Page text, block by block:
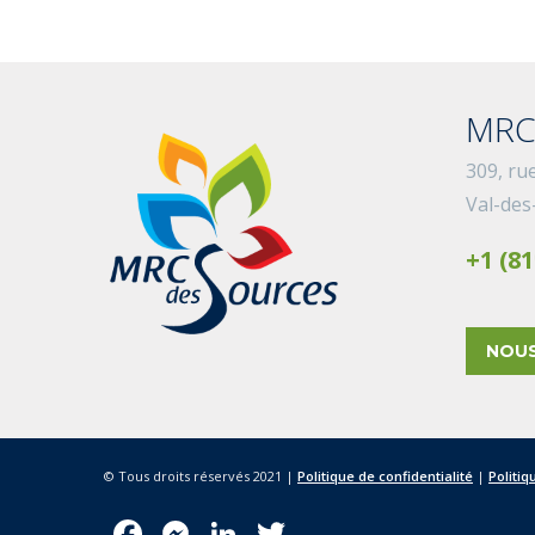
309,
Val-
+1
© Tous droits réservés 2021 | Politique de confidentialité |